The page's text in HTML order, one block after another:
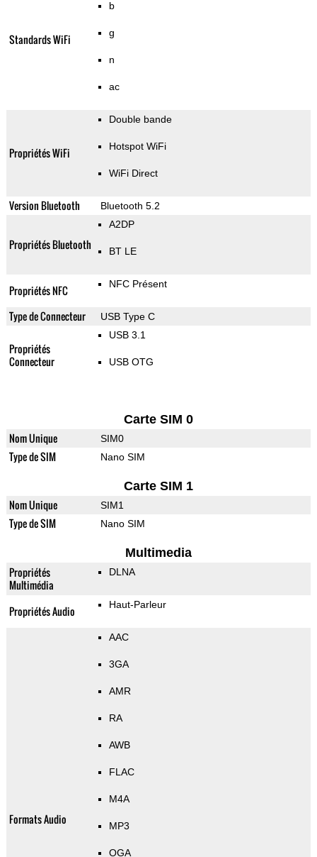
Standards WiFi
b
g
n
ac
Propriétés WiFi
Double bande
Hotspot WiFi
WiFi Direct
Version Bluetooth Bluetooth 5.2
Propriétés Bluetooth
A2DP
BT LE
Propriétés NFC NFC Présent
Type de Connecteur USB Type C
Propriétés
Connecteur
USB 3.1
USB OTG
Carte SIM 0
Nom Unique SIM0
Type de SIM Nano SIM
Carte SIM 1
Nom Unique SIM1
Type de SIM Nano SIM
Multimedia
Propriétés
Multimédia
DLNA
Propriétés Audio Haut-Parleur
Formats Audio
AAC
3GA
AMR
RA
AWB
FLAC
M4A
MP3
OGA